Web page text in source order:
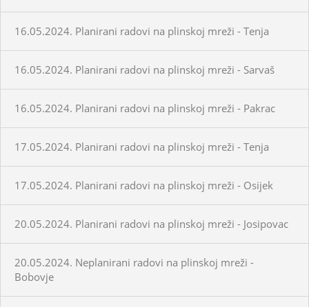
16.05.2024. Planirani radovi na plinskoj mreži - Tenja
16.05.2024. Planirani radovi na plinskoj mreži - Sarvaš
16.05.2024. Planirani radovi na plinskoj mreži - Pakrac
17.05.2024. Planirani radovi na plinskoj mreži - Tenja
17.05.2024. Planirani radovi na plinskoj mreži - Osijek
20.05.2024. Planirani radovi na plinskoj mreži - Josipovac
20.05.2024. Neplanirani radovi na plinskoj mreži -
Bobovje